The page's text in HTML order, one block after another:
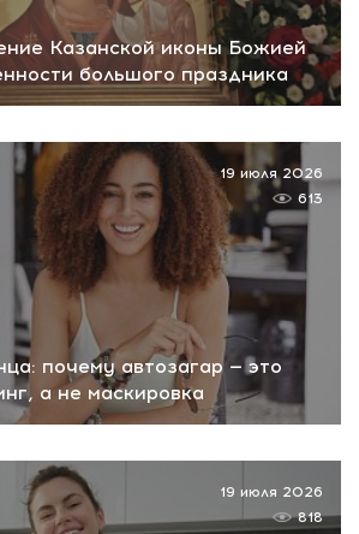
Казанской иконы Божией
большого праздника
почему автозагар — это
а не маскировка
19 июля 2026
613
19 июля 2026
818